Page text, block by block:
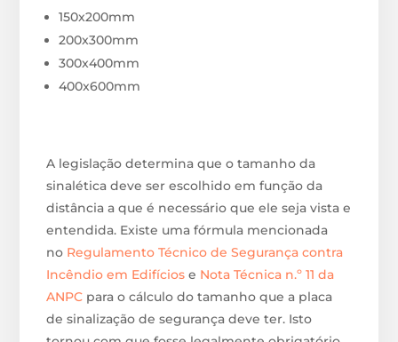
150x200mm
200x300mm
300x400mm
400x600mm
A legislação determina que o tamanho da
sinalética deve ser escolhido em função da
distância a que é necessário que ele seja vista e
entendida. Existe uma fórmula mencionada
no Regulamento Técnico de Segurança contra
Incêndio em Edifícios e Nota Técnica n.º 11 da
ANPC para o cálculo do tamanho que a placa
de sinalização de segurança deve ter. Isto